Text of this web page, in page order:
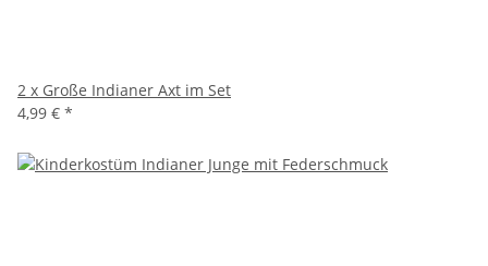
2 x Große Indianer Axt im Set
4,99 € *